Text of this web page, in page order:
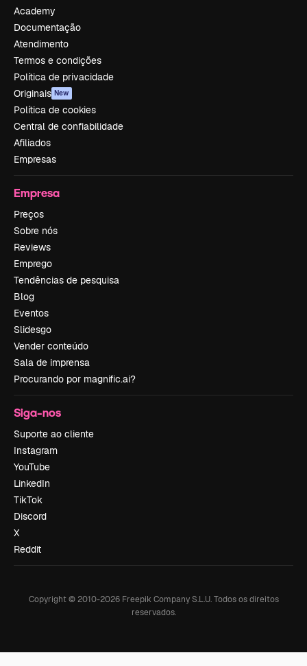
Academy
Documentação
Atendimento
Termos e condições
Política de privacidade
Originais New
Política de cookies
Central de confiabilidade
Afiliados
Empresas
Empresa
Preços
Sobre nós
Reviews
Emprego
Tendências de pesquisa
Blog
Eventos
Slidesgo
Vender conteúdo
Sala de imprensa
Procurando por magnific.ai?
Siga-nos
Suporte ao cliente
Instagram
YouTube
LinkedIn
TikTok
Discord
X
Reddit
Copyright © 2010-2026Freepik Company S.L.U. Todos os direitos
reservados.